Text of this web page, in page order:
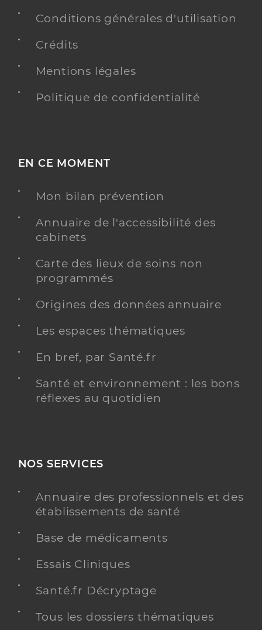
Conditions générales d'utilisation
Crédits
Mentions légales
Politique de confidentialité
EN CE MOMENT
Mon bilan prévention
Annuaire de l'accessibilité des
cabinets
Carte des lieux de soins non
programmés
Origines des données annuaire
Les espaces thématiques
En bref, par Santé.fr
Santé et environnement : les bons
réflexes au quotidien
NOS SERVICES
Annuaire des professionnels et des
établissements de santé
Base de médicaments
Essais Cliniques
Santé.fr Décryptage
Tous les dossiers thématiques